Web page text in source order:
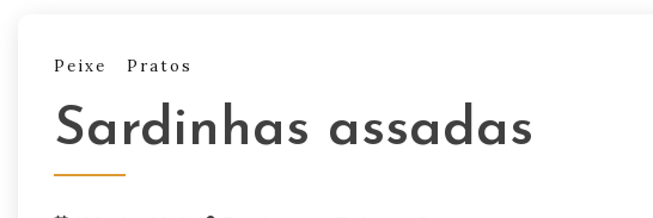
Peixe Pratos
Sardinhas assadas